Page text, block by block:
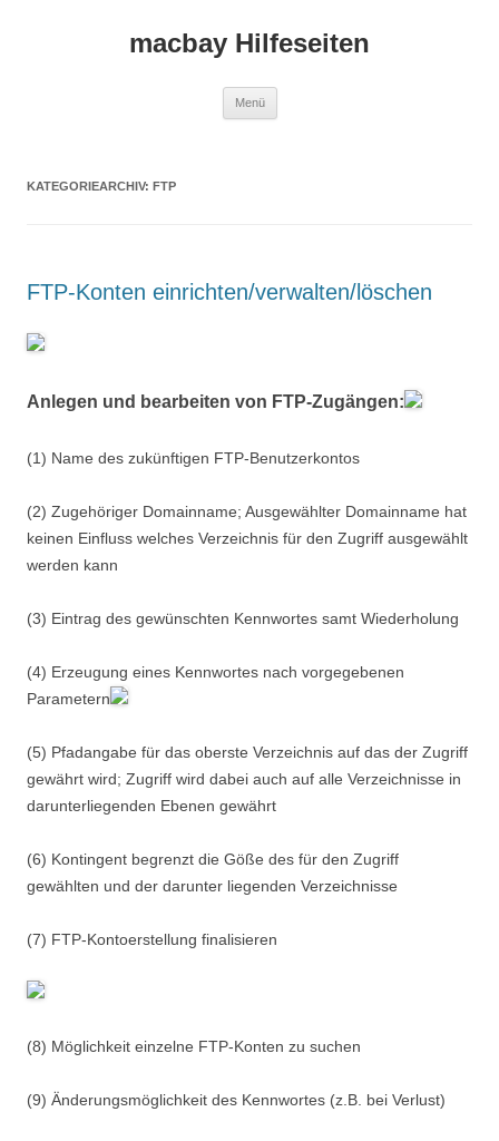
macbay Hilfeseiten
Menü
KATEGORIEARCHIV: FTP
FTP-Konten einrichten/verwalten/löschen
Anlegen und bearbeiten von FTP-Zugängen:
(1) Name des zukünftigen FTP-Benutzerkontos
(2) Zugehöriger Domainname; Ausgewählter Domainname hat
keinen Einfluss welches Verzeichnis für den Zugriff ausgewählt
werden kann
(3) Eintrag des gewünschten Kennwortes samt Wiederholung
(4) Erzeugung eines Kennwortes nach vorgegebenen
Parametern
(5) Pfadangabe für das oberste Verzeichnis auf das der Zugriff
gewährt wird; Zugriff wird dabei auch auf alle Verzeichnisse in
darunterliegenden Ebenen gewährt
(6) Kontingent begrenzt die Göße des für den Zugriff
gewählten und der darunter liegenden Verzeichnisse
(7) FTP-Kontoerstellung finalisieren
(8) Möglichkeit einzelne FTP-Konten zu suchen
(9) Änderungsmöglichkeit des Kennwortes (z.B. bei Verlust)